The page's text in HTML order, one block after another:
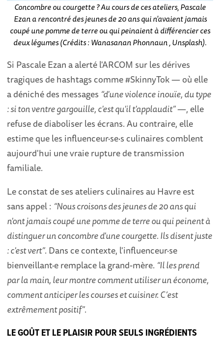
Concombre ou courgette ? Au cours de ces ateliers, Pascale
Ezan a rencontré des jeunes de 20 ans qui n'avaient jamais
coupé une pomme de terre ou qui peinaient à différencier ces
deux légumes (Crédits : Wanasanan Phonnaun , Unsplash).
Si Pascale Ezan a alerté l'ARCOM sur les dérives
tragiques de hashtags comme #SkinnyTok — où elle
a déniché des messages “d'une violence inouïe, du type
: si ton ventre gargouille, c'est qu'il t'applaudit”—, elle
refuse de diaboliser les écrans. Au contraire, elle
estime que les influenceur·se·s culinaires comblent
aujourd'hui une vraie rupture de transmission
familiale.
Le constat de ses ateliers culinaires au Havre est
sans appel : “Nous croisons des jeunes de 20 ans qui
n'ont jamais coupé une pomme de terre ou qui peinent à
distinguer un concombre d'une courgette. Ils disent juste
: c'est vert”. Dans ce contexte, l'influenceur·se
bienveillant·e remplace la grand-mère. “Il les prend
par la main, leur montre comment utiliser un économe,
comment anticiper les courses et cuisiner. C’est
extrêmement positif”.
LE GOÛT ET LE PLAISIR POUR SEULS INGRÉDIENTS